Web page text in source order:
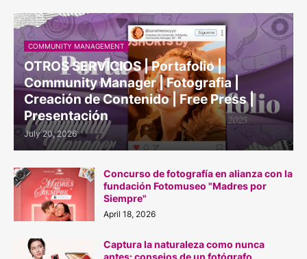
COMMUNITY MANAGEMENT
OTROS SERVICIOS | Portafolio |
Community Manager | Fotografia |
Creación de Contenido | Free Press |
Presentación
July 20, 2026
Concurso de fotografía en alianza con la
fundación Fotomuseo "Madres por
Siempre"
April 18, 2026
Captura la naturaleza como nunca
antes: consejos de un fotógrafo